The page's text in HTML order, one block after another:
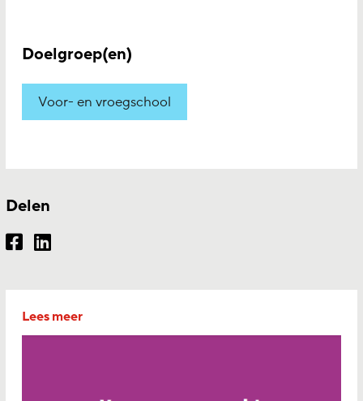
Lees meer
Doelgroep(en)
Voor- en vroegschool
Delen